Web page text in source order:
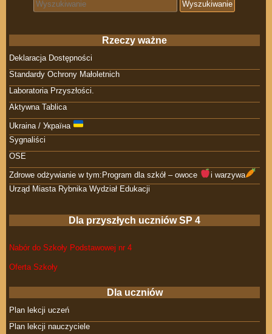
Rzeczy ważne
Deklaracja Dostępności
Standardy Ochrony Małoletnich
Laboratoria Przyszłości.
Aktywna Tablica
Ukraina / Україна
Sygnaliści
OSE
Zdrowe odżywianie w tym:Program dla szkół – owoce
i warzywa
Urząd Miasta Rybnika Wydział Edukacji
Dla przyszłych uczniów SP 4
Nabór do Szkoły Podstawowej nr 4
Oferta Szkoły
Dla uczniów
Plan lekcji uczeń
Plan lekcji nauczyciele